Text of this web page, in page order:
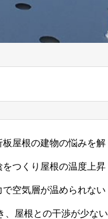
屋根の建物の悩みを解
つくり屋根の温度上昇
空気層が温められない
、屋根との干渉が少ない